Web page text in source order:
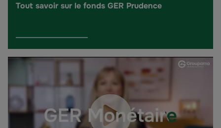
Tout savoir sur le fonds GER Prudence